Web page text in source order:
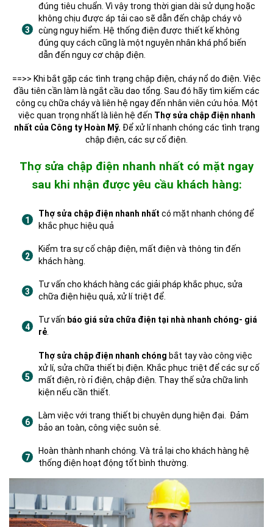
đúng tiêu chuẩn. Vì vậy trong thời gian dài sử dụng hoặc
không chịu được áp tải cao sẽ dẫn đến chập cháy vô
cùng nguy hiểm. Hệ thống điện được thiết kế không
đúng quy cách cũng là một nguyên nhân khá phổ biến
dẫn đến nguy cơ chập điện.
==>> Khi bắt gặp các tình trạng chập điện, cháy nổ do điện. Việc
đầu tiên cần làm là ngắt cầu dao tổng. Sau đó hãy tìm kiếm các
công cụ chữa cháy và liên hệ ngay đến nhân viên cứu hỏa. Một
việc quan trọng nhất là liên hệ đến Thợ sửa chập điện nhanh
nhất của Công ty Hoàn Mỹ. Để xử lí nhanh chóng các tình trạng
chập điện, các sự cố điện.
Thợ sửa chập điện nhanh nhất có mặt ngay
sau khi nhận được yêu cầu khách hàng:
Thợ sửa chập điện nhanh nhất có mặt nhanh chóng để
khắc phục hiệu quả
Kiểm tra sự cố chập điện, mất điện và thông tin đến
khách hàng.
Tư vấn cho khách hàng các giải pháp khắc phục, sửa
chữa điện hiệu quả, xử lí triệt để.
Tư vấn báo giá sửa chữa điện tại nhà nhanh chóng- giá
rẻ.
Thợ sửa chập điện nhanh chóng bắt tay vào công việc
xử lí, sửa chữa thiết bị điện. Khắc phục triệt để các sự cố
mất điện, rò rỉ điện, chập điện. Thay thế sửa chữa linh
kiện nếu cần thiết.
Làm việc với trang thiết bị chuyên dụng hiện đại. Đảm
bảo an toàn, công việc suôn sẻ.
Hoàn thành nhanh chóng. Và trả lại cho khách hàng hệ
thống điện hoạt động tốt bình thường.